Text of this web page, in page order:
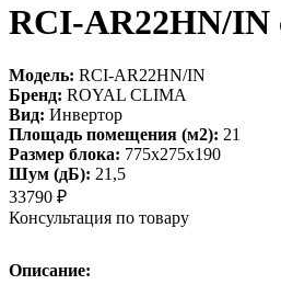
RCI-AR22HN/IN
Модель: RCI-AR22HN/IN
Бренд: ROYAL CLIMA
Вид: Инвертор
Площадь помещения (м2): 21
Размер блока: 775х275х190
Шум (дБ): 21,5
33790 ₽
Консультация по товару
Описание: